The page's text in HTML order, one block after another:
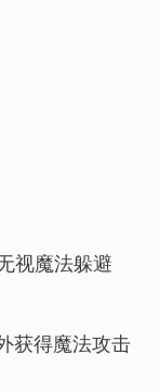
视魔法躲避
获得魔法攻击